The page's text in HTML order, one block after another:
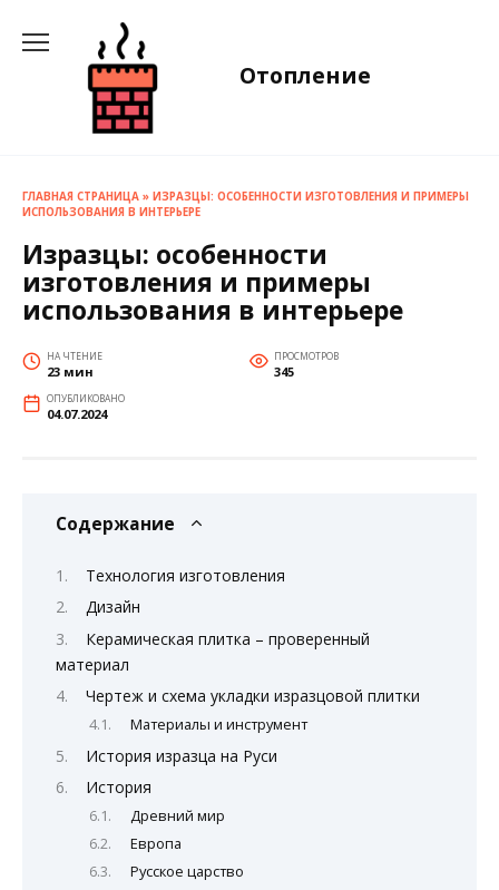
содержанию
Отопление
ГЛАВНАЯ СТРАНИЦА » ИЗРАЗЦЫ: ОСОБЕННОСТИ ИЗГОТОВЛЕНИЯ И ПРИМЕРЫ
ИСПОЛЬЗОВАНИЯ В ИНТЕРЬЕРЕ
Изразцы: особенности
изготовления и примеры
использования в интерьере
НА ЧТЕНИЕ
23 мин
ПРОСМОТРОВ
345
ОПУБЛИКОВАНО
04.07.2024
Содержание
Технология изготовления
Дизайн
Керамическая плитка – проверенный
материал
Чертеж и схема укладки изразцовой плитки
Материалы и инструмент
История изразца на Руси
История
Древний мир
Европа
Русское царство